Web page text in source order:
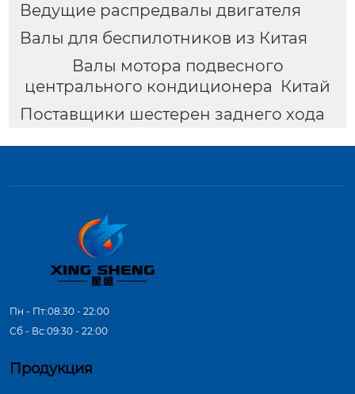
Ведущие распредвалы двигателя
Валы для беспилотников из Китая
Валы мотора подвесного
центрального кондиционера Китай
Поставщики шестерен заднего хода
Пн - Пт:08:30 - 22:00
Сб - Вс:09:30 - 22:00
Продукция